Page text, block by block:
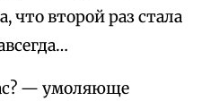
что второй раз стала
— умоляюще